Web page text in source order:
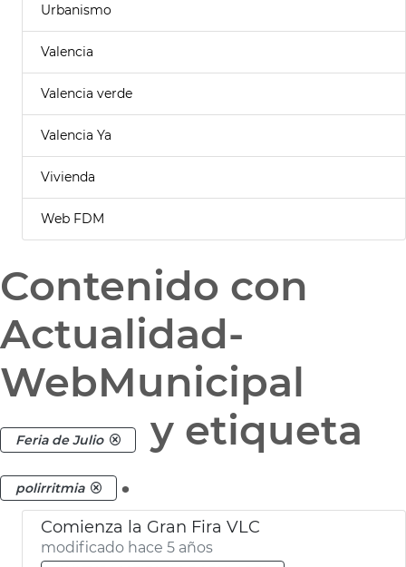
Urbanismo
Valencia
Valencia verde
Valencia Ya
Vivienda
Web FDM
Contenido con
Actualidad-
WebMunicipal
Feria de Julio y etiqueta
polirritmia .
Comienza la Gran Fira VLC
modificado hace 5 años